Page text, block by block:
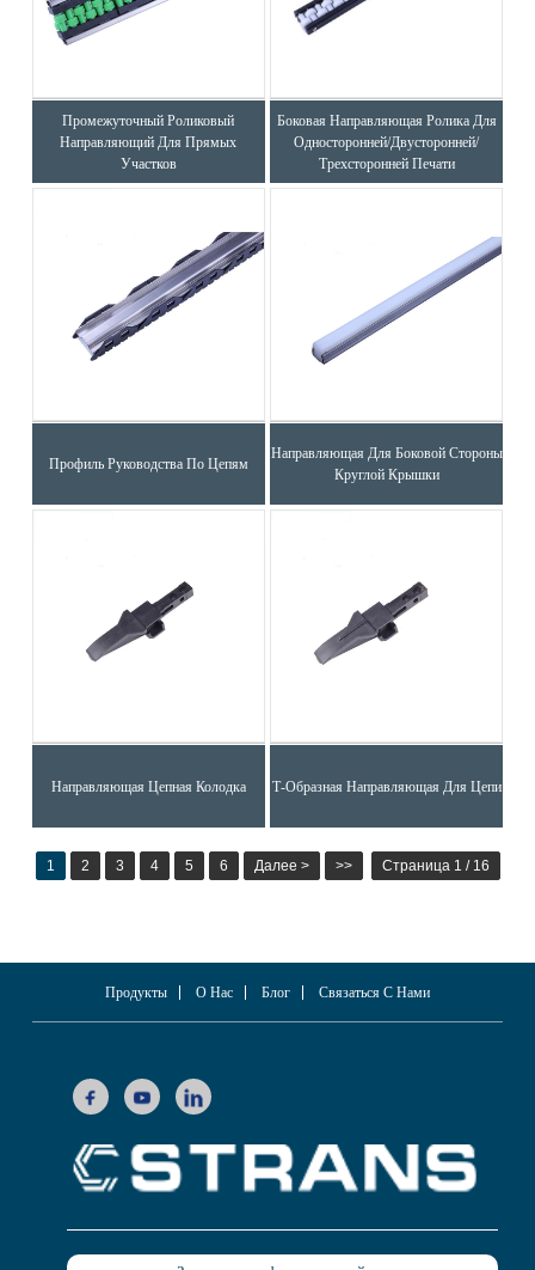
Промежуточный Роликовый
Направляющий Для Прямых
Участков
Боковая Направляющая Ролика Для
Односторонней/двусторонней/
Трехсторонней Печати
Профиль Руководства По Цепям
Направляющая Для Боковой Стороны
Круглой Крышки
Направляющая Цепная Колодка Т-Образная Направляющая Для Цепи
1 2 3 4 5 6 Далее > >> Страница 1 / 16
Продукты О Нас Блог Связаться С Нами